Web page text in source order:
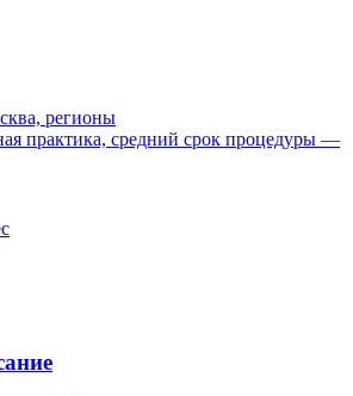
регионы
практика, средний срок процедуры —